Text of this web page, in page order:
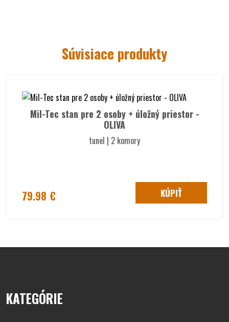
MINIPACK:
- dno z odolného PU materiálu
- oceľové kolíky
dvojmiestny jednoplášťový stan MINIPACK od výrobcu
rozmery rozloženého stanucca213 x 137 x 97 cm
Súvisiace produkty
Mil-Tec stan pre 2 osoby + úložný priestor -
OLIVA
tunel | 2 komory
79.98 € KÚPIŤ
KATEGÓRIE